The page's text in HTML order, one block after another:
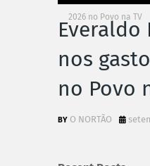
2026 no Povo na TV
nos
no Povo
O NORTÃO